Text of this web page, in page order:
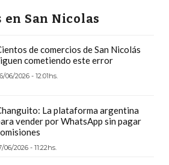
en San Nicolas
de comercios de San Nicolás
cometiendo este error
06/2026 - 12:01hs.
La plataforma argentina
vender por WhatsApp sin pagar
06/2026 - 11:22hs.